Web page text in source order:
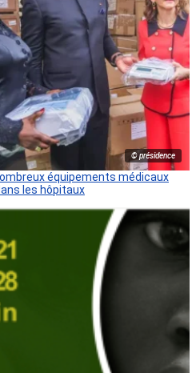
© présidence
équipements médicaux
les hôpitaux